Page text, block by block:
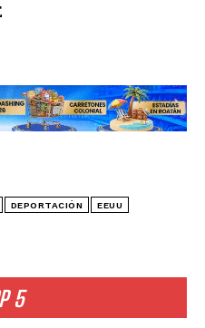
5
DEPORTACIÓN EEUU